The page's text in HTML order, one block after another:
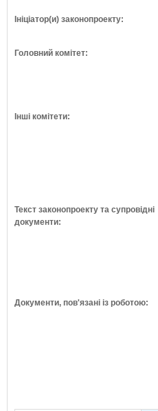
Ініціатор(и) законопроекту:
Головний комітет:
Інші комітети:
Текст законопроекту та супровідні
документи:
Документи, пов'язані із роботою: